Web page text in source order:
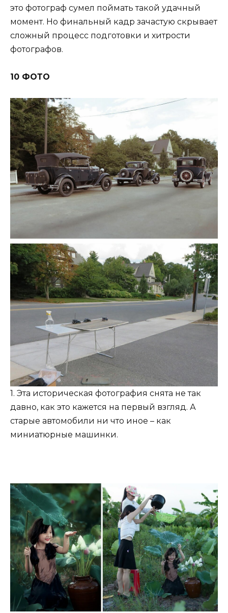
это фотограф сумел поймать такой удачный
момент. Но финальный кадр зачастую скрывает
сложный процесс подготовки и хитрости
фотографов.
10 ФОТО
1. Эта историческая фотография снята не так
давно, как это кажется на первый взгляд. А
старые автомобили ни что иное – как
миниатюрные машинки.